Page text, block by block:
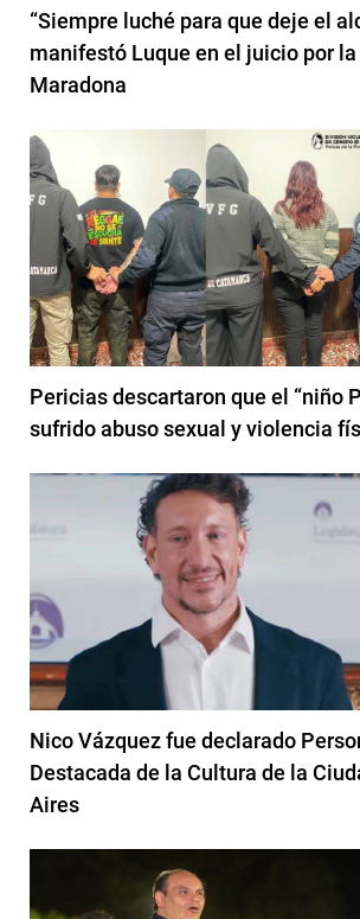
“Siempre luché para que deje el
manifestó Luque en el juicio por
Maradona
Pericias descartaron que el “niño
sufrido abuso sexual y violencia
Nico Vázquez fue declarado
Destacada de la Cultura de la
Aires